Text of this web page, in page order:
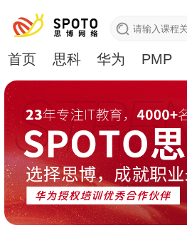
首页 思科 华为 PMP